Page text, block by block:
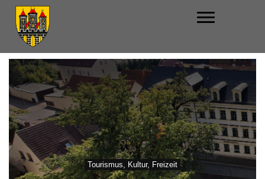
Tourismus, Kultur, Freizeit